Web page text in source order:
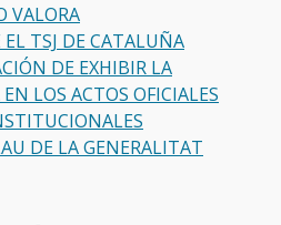
VALORA
TSJ DE CATALUÑA
DE EXHIBIR LA
LOS ACTOS OFICIALES
DE LA GENERALITAT